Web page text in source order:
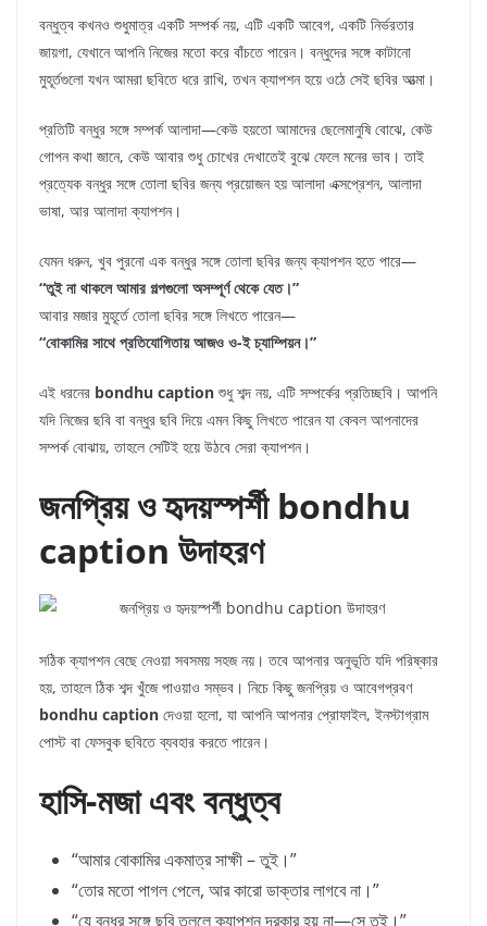
বন্ধুত্ব কখনও শুধুমাত্র একটি সম্পর্ক নয়, এটি একটি আবেগ, একটি নির্ভরতার
জায়গা, যেখানে আপনি নিজের মতো করে বাঁচতে পারেন। বন্ধুদের সঙ্গে কাটানো
মুহূর্তগুলো যখন আমরা ছবিতে ধরে রাখি, তখন ক্যাপশন হয়ে ওঠে সেই ছবির আত্মা।
প্রতিটি বন্ধুর সঙ্গে সম্পর্ক আলাদা—কেউ হয়তো আমাদের ছেলেমানুষি বোঝে, কেউ
গোপন কথা জানে, কেউ আবার শুধু চোখের দেখাতেই বুঝে ফেলে মনের ভাব। তাই
প্রত্যেক বন্ধুর সঙ্গে তোলা ছবির জন্য প্রয়োজন হয় আলাদা এক্সপ্রেশন, আলাদা
ভাষা, আর আলাদা ক্যাপশন।
যেমন ধরুন, খুব পুরনো এক বন্ধুর সঙ্গে তোলা ছবির জন্য ক্যাপশন হতে পারে—
“তুই না থাকলে আমার গল্পগুলো অসম্পূর্ণ থেকে যেত।”
আবার মজার মুহূর্তে তোলা ছবির সঙ্গে লিখতে পারেন—
“বোকামির সাথে প্রতিযোগিতায় আজও ও-ই চ্যাম্পিয়ন।”
এই ধরনের bondhu caption শুধু শব্দ নয়, এটি সম্পর্কের প্রতিচ্ছবি। আপনি
যদি নিজের ছবি বা বন্ধুর ছবি দিয়ে এমন কিছু লিখতে পারেন যা কেবল আপনাদের
সম্পর্ক বোঝায়, তাহলে সেটিই হয়ে উঠবে সেরা ক্যাপশন।
জনপ্রিয় ও হৃদয়স্পর্শী bondhu
caption উদাহরণ
সঠিক ক্যাপশন বেছে নেওয়া সবসময় সহজ নয়। তবে আপনার অনুভূতি যদি পরিষ্কার
হয়, তাহলে ঠিক শব্দ খুঁজে পাওয়াও সম্ভব। নিচে কিছু জনপ্রিয় ও আবেগপ্রবণ
bondhu caption দেওয়া হলো, যা আপনি আপনার প্রোফাইল, ইনস্টাগ্রাম
পোস্ট বা ফেসবুক ছবিতে ব্যবহার করতে পারেন।
হাসি-মজা এবং বন্ধুত্ব
“আমার বোকামির একমাত্র সাক্ষী – তুই।”
“তোর মতো পাগল পেলে, আর কারো ডাক্তার লাগবে না।”
“যে বন্ধুর সঙ্গে ছবি তুললে ক্যাপশন দরকার হয় না—সে তুই।”